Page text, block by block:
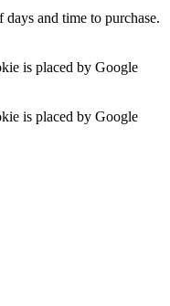
and time to purchase.
is placed by Google
is placed by Google